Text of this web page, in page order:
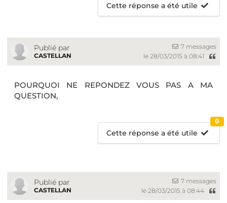
Cette réponse a été utile
Publié par
CASTELLAN
7 messages
le 28/03/2015 à 08:41
POURQUOI NE REPONDEZ VOUS PAS A MA
QUESTION,
Cette réponse a été utile
0
Publié par
CASTELLAN
7 messages
le 28/03/2015 à 08:44